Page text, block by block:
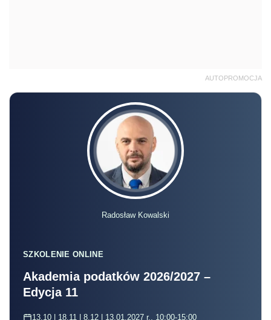
AUTOPROMOCJA
Radosław Kowalski
SZKOLENIE ONLINE
Akademia podatków 2026/2027 –
Edycja 11
13.10 | 18.11 | 8.12 | 13.01.2027 r., 10:00-15:00